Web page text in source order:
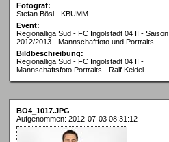
Fotograf:
Stefan Bösl - KBUMM
Event:
Regionalliga Süd - FC Ingolstadt 04 II - Saison
2012/2013 - Mannschaftfoto und Portraits
Bildbeschreibung:
Regionalliga Süd - FC Ingolstadt 04 II -
Mannschaftsfoto Portraits - Ralf Keidel
BO4_1017.JPG
Aufgenommen: 2012-07-03 08:31:12